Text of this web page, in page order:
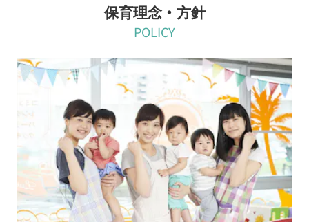
保育理念・方針
POLICY